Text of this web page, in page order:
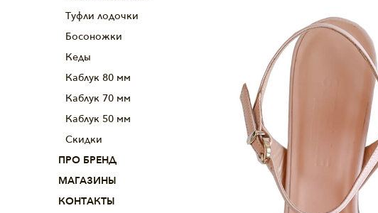
Туфли лодочки
Босоножки
Кеды
Каблук 80 мм
Каблук 70 мм
Каблук 50 мм
Скидки
ПРО БРЕНД
МАГАЗИНЫ
КОНТАКТЫ